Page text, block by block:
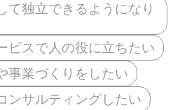
て独立できるようになり
ビスで人の役に立ちたい
事業づくりをしたい
ンサルティングしたい